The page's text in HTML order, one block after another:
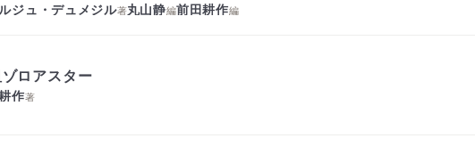
ジュ・デュメジル著丸山静編前田耕作編
ロアスター
作著